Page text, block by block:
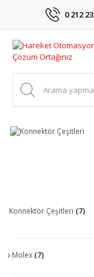
0 212
Konnektör Çeşitleri (7)
Molex (7)